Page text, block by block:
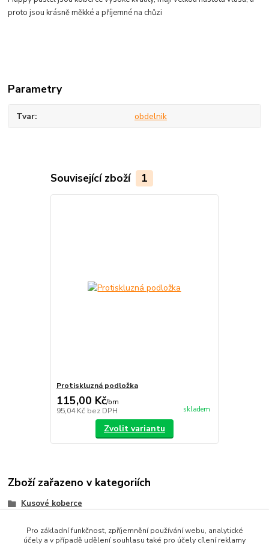
proto jsou krásně měkké apříjemnéna chůzi
Parametry
Tvar obdelnik
Související zboží 1
Protiskluzná podložka
115,00 Kč/bm
95,04 Kč bez DPH skladem
Zvolit variantu
Zboží zařazeno v kategoriích
Kusové koberce
Heat-set Frizé koberce
Pro základní funkčnost, zpříjemnění používání webu, analytické
účely a v případě udělení souhlasu také pro účely cílení reklamy